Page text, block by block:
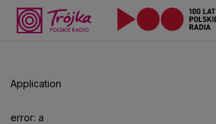
Application
error: a
aby
odtwarzać.